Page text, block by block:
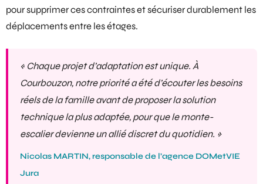
pour supprimer ces contraintes et sécuriser durablement les
déplacements entre les étages.
« Chaque projet d’adaptation est unique. À
Courbouzon, notre priorité a été d’écouter les besoins
réels de la famille avant de proposer la solution
technique la plus adaptée, pour que le monte-
escalier devienne un allié discret du quotidien. »
Nicolas MARTIN, responsable de l’agence DOMetVIE
Jura